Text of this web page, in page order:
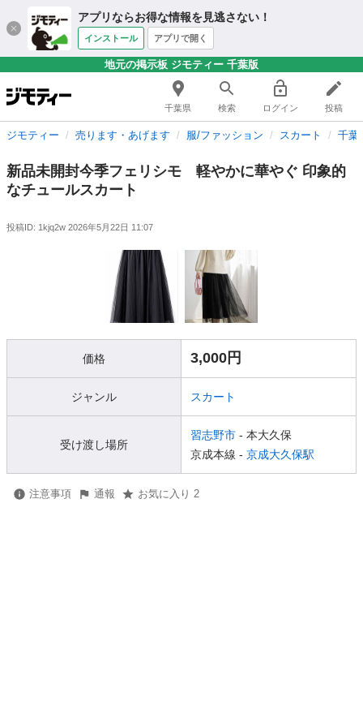
アプリならお得な情報を見逃さない！
インストール アプリで開く
地元の掲示板 ジモティー 千葉版
千葉県 検索 ログイン 投稿
ジモティー 売ります・あげます 服/ファッション スカート 千葉
新品未開封今季フェリシモ 軽やかに華やぐ 印象的
なチュールスカート
投稿ID: 1kjq2w 2026年5月22日 11:07
価格 3,000円
ジャンル スカート
受け渡し場所
習志野市 - 本大久保
京成本線 - 京成大久保駅
注意事項 通報 お気に入り 2